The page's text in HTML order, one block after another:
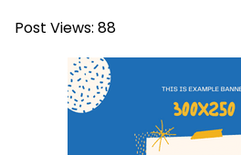
Post Views: 88